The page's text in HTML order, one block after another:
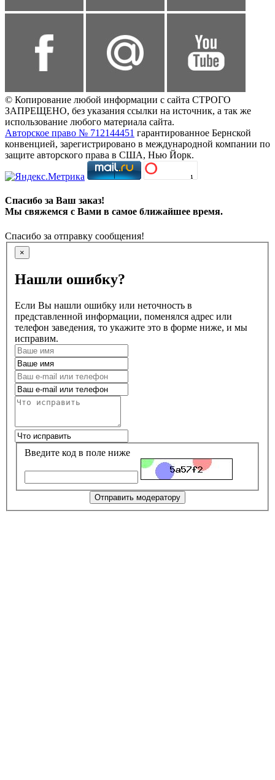
© Копирование любой информации с сайта СТРОГО
ЗАПРЕЩЕНО, без указания ссылки на источник, а так же
использование любого материала сайта.
Авторское право № 712144451 гарантированное Бернской
конвенцией, зарегистрировано в международной компании по
защите авторского права в США, Нью Йорк.
Спасибо за Ваш заказ!
Мы свяжемся с Вами в самое ближайшее время.
Спасибо за отправку сообщения!
×
Нашли ошибку?
Если Вы нашли ошибку или неточность в
представленной информации, поменялся адрес или
телефон заведения, то укажите это в форме ниже, и мы
исправим.
Введите код в поле ниже
Отправить модератору